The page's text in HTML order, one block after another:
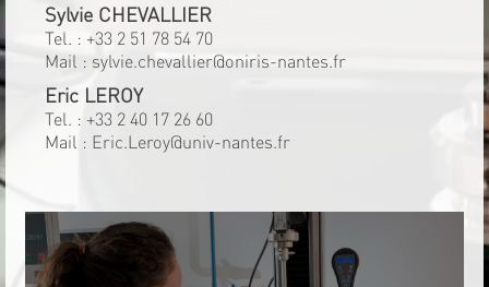
Sylvie CHEVALLIER
Tel. : +33 2 51 78 54 70
Mail : sylvie.chevallier@oniris-nantes.fr
Eric LEROY
Tel. : +33 2 40 17 26 60
Mail : Eric.Leroy@univ-nantes.fr